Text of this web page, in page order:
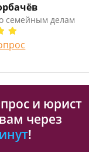
семейным делам
и юрист
через
!